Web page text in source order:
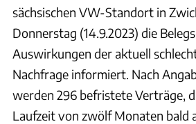
sächsischen VW-Standort in
Donnerstag (14.9.2023) die
Auswirkungen der aktuell
Nachfrage informiert. Nach
werden 296 befristete Verträge,
Laufzeit von zwölf Monaten bald